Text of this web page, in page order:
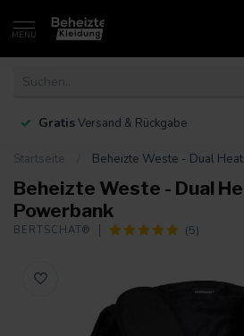
MENU
GratisVersand & Rückgabe
Startseite Beheizte Weste - Dual
Beheizte Weste - Dual
Powerbank
BERTSCHAT® (5)